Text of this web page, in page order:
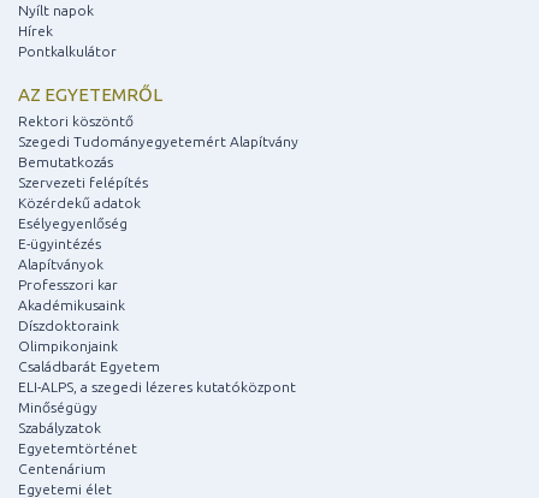
Nyílt napok
Hírek
Pontkalkulátor
AZ EGYETEMRŐL
Rektori köszöntő
Szegedi Tudományegyetemért Alapítvány
Bemutatkozás
Szervezeti felépítés
Közérdekű adatok
Esélyegyenlőség
E-ügyintézés
Alapítványok
Professzori kar
Akadémikusaink
Díszdoktoraink
Olimpikonjaink
Családbarát Egyetem
ELI-ALPS, a szegedi lézeres kutatóközpont
Minőségügy
Szabályzatok
Egyetemtörténet
Centenárium
Egyetemi élet